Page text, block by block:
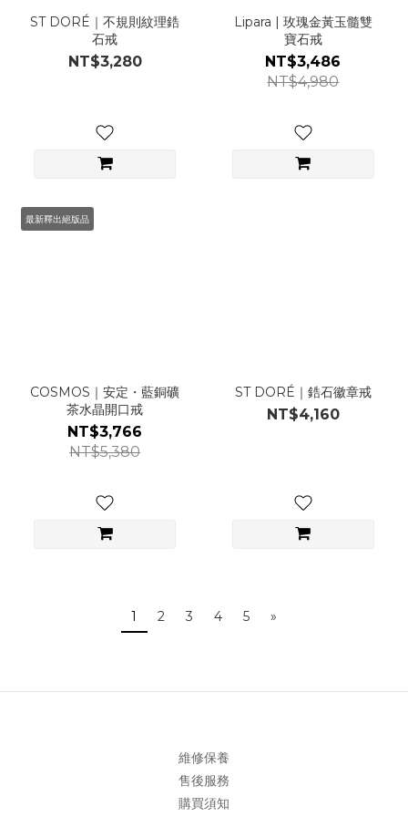
ST DORÉ｜不規則紋理鋯
石戒
NT$3,280
Lipara | 玫瑰金黃玉髓雙
寶石戒
NT$3,486
NT$4,980
最新釋出絕版品
COSMOS｜安定・藍銅礦
茶水晶開口戒
NT$3,766
NT$5,380
ST DORÉ｜鋯石徽章戒
NT$4,160
1 2 3 4 5 »
維修保養
售後服務
購買須知